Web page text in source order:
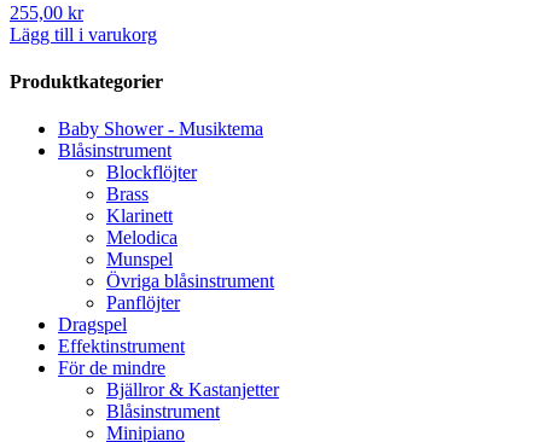
255,00 kr
Lägg till i varukorg
Produktkategorier
Baby Shower - Musiktema
Blåsinstrument
Blockflöjter
Brass
Klarinett
Melodica
Munspel
Övriga blåsinstrument
Panflöjter
Dragspel
Effektinstrument
För de mindre
Bjällror & Kastanjetter
Blåsinstrument
Minipiano